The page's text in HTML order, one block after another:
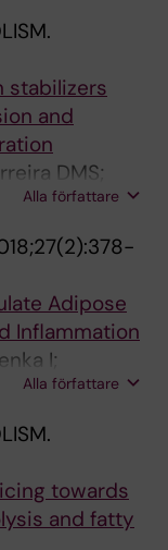
Estall JL;
Ruas JL
stabilizers
and
DMS;
Redondo V;
T;
Martens U;
Jensen A;
Alla författare
Adipose
Inflammation
I;
Pettersson-
Izadi M;
Midttun O;
T; Berggren
Alla författare
towards
and fatty